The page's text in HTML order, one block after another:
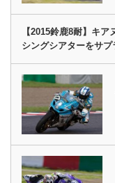
【2015鈴鹿8耐】キ
シングシアターをサ